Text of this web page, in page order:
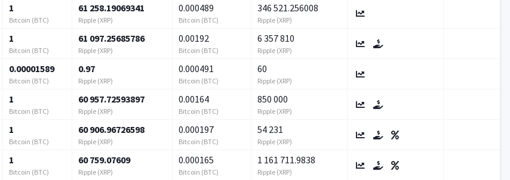
1
Bitcoin (BTC)
61 258.19069341
Ripple (XRP)
0.000489
Bitcoin (BTC)
346 521.256008
Ripple (XRP)
1
Bitcoin (BTC)
61 097.25685786
Ripple (XRP)
0.00192
Bitcoin (BTC)
6 357 810
Ripple (XRP)
0.00001589
Bitcoin (BTC)
0.97
Ripple (XRP)
0.000491
Bitcoin (BTC)
60
Ripple (XRP)
1
Bitcoin (BTC)
60 957.72593897
Ripple (XRP)
0.00164
Bitcoin (BTC)
850 000
Ripple (XRP)
1
Bitcoin (BTC)
60 906.96726598
Ripple (XRP)
0.000197
Bitcoin (BTC)
54 231
Ripple (XRP)
1
Bitcoin (BTC)
60 759.07609
Ripple (XRP)
0.000165
Bitcoin (BTC)
1 161 711.9838
Ripple (XRP)